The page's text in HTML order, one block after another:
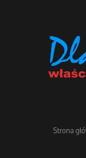
Strona